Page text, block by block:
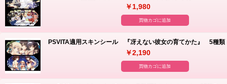
￥1,980
買物カゴに追加
PSVITA適用スキンシール 『冴えない彼女の育てかた』 5種類
￥2,190
買物カゴに追加